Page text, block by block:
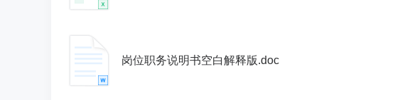
岗位职务说明书空白解释版.doc